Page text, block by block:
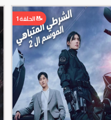
الحلقة 1